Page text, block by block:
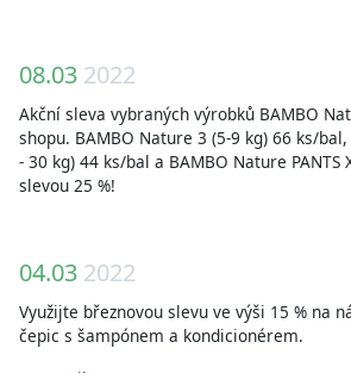
08.03 2022
Akční sleva vybraných výrobků BAMBO
shopu. BAMBO Nature 3 (5-9 kg) 66 ks/
- 30 kg) 44 ks/bal a BAMBO Nature PANTS
slevou 25 %!
04.03 2022
Využijte březnovou slevu ve výši 15 % na
čepic s šampónem a kondicionérem.